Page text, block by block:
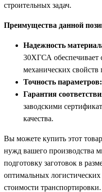
строительных задач.
Преимущества данной
Надежность
30ХГСА обеспечивает
механических свойств
Точность параметров:
Гарантия
заводскими
качества.
Вы можете купить этот
нужд вашего производства
подготовку заготовок в
оптимальных
стоимости транспортировки.